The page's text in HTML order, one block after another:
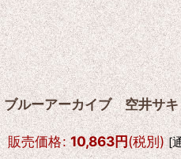
ブルーアーカイブ 空井サ
販売価格: 10,863円(税別) [